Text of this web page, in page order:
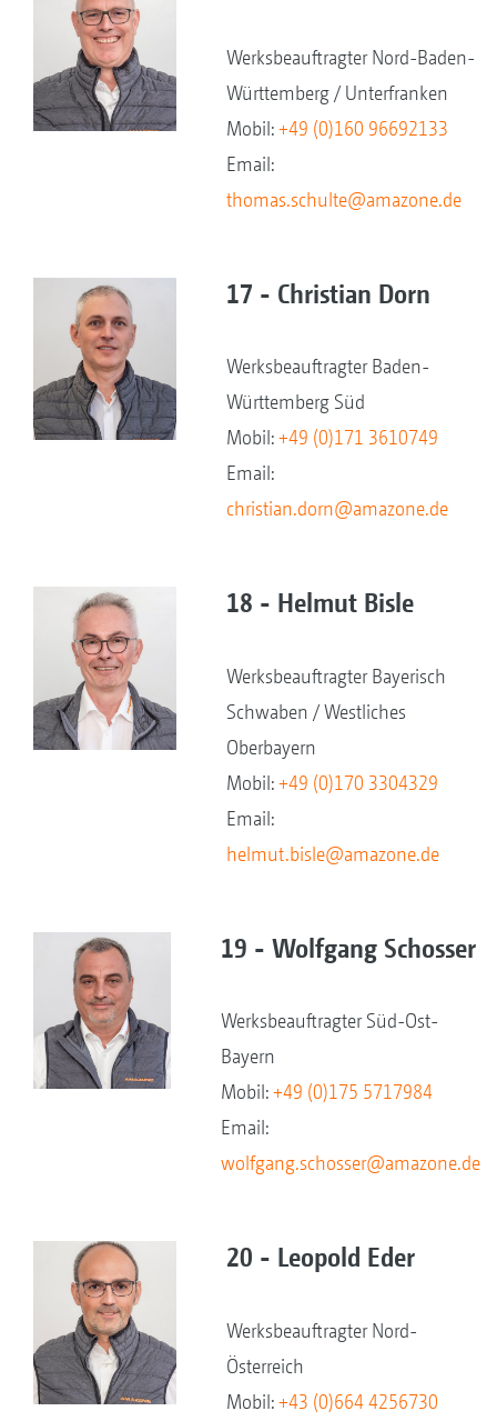
Werksbeauftragter Nord-Baden-
Württemberg / Unterfranken
Mobil:+49 (0)160 96692133
Email:
thomas.schulte@amazone.de
17 - Christian Dorn
Werksbeauftragter Baden-
Württemberg Süd
Mobil:+49 (0)171 3610749
Email:
christian.dorn@amazone.de
18 - Helmut Bisle
Werksbeauftragter Bayerisch
Schwaben / Westliches
Oberbayern
Mobil:+49 (0)170 3304329
Email:
helmut.bisle@amazone.de
19 - Wolfgang Schosser
Werksbeauftragter Süd-Ost-
Bayern
Mobil:+49 (0)175 5717984
Email:
wolfgang.schosser@amazone.de
20 - Leopold Eder
Werksbeauftragter Nord-
Österreich
Mobil:+43 (0)664 4256730